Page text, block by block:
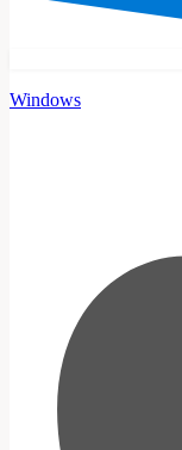
Windows